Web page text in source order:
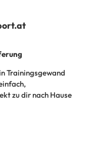
Trainingsgewand
zu dir nach Hause